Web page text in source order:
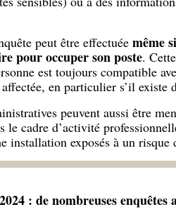
peut être effectuée même
pour occuper son poste.
est toujours compatible
en particulier s’il existe
peuvent aussi être
le cadre d’activité
installation exposés à un risque
: de nombreuses